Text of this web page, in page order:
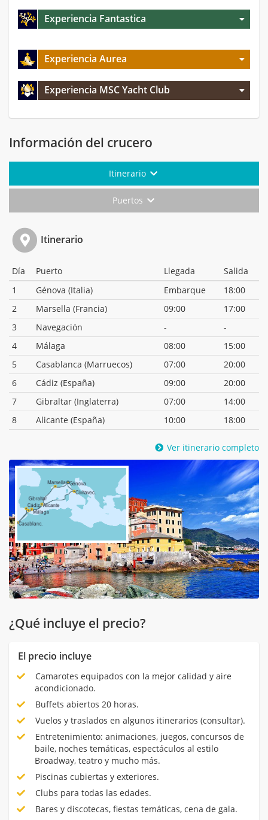
Experiencia Fantastica
Experiencia Aurea
Experiencia MSC Yacht Club
Información del crucero
Itinerario
Puertos
Itinerario
Día Puerto Llegada
Salida
1
Génova (Italia) Embarque
18:00
2
Marsella (Francia) 09:00
17:00
3
Navegación -
-
4
Málaga 08:00
15:00
5
Casablanca (Marruecos) 07:00
20:00
6
Cádiz (España) 09:00
20:00
7
Gibraltar (Inglaterra) 07:00
14:00
8
Alicante (España) 10:00 18:00
Ver itinerario completo
¿Qué incluye el precio?
El precio incluye
Camarotes equipados con la mejor calidad y aire
acondicionado.
Buffets abiertos 20 horas.
Vuelos y traslados en algunos itinerarios (consultar).
Entretenimiento: animaciones, juegos, concursos de
baile, noches temáticas, espectáculos al estilo
Broadway, teatro y mucho más.
Piscinas cubiertas y exteriores.
Clubs para todas las edades.
Bares y discotecas, fiestas temáticas, cena de gala.